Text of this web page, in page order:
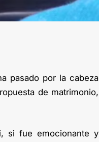
pasado por la cabeza
de matrimonio,
si fue emocionante y